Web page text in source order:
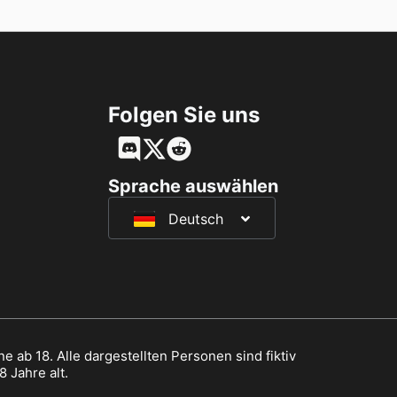
Folgen Sie uns
Sprache auswählen
Deutsch
English
Français
日本語
ab 18. Alle dargestellten Personen sind fiktiv
Jahre alt.